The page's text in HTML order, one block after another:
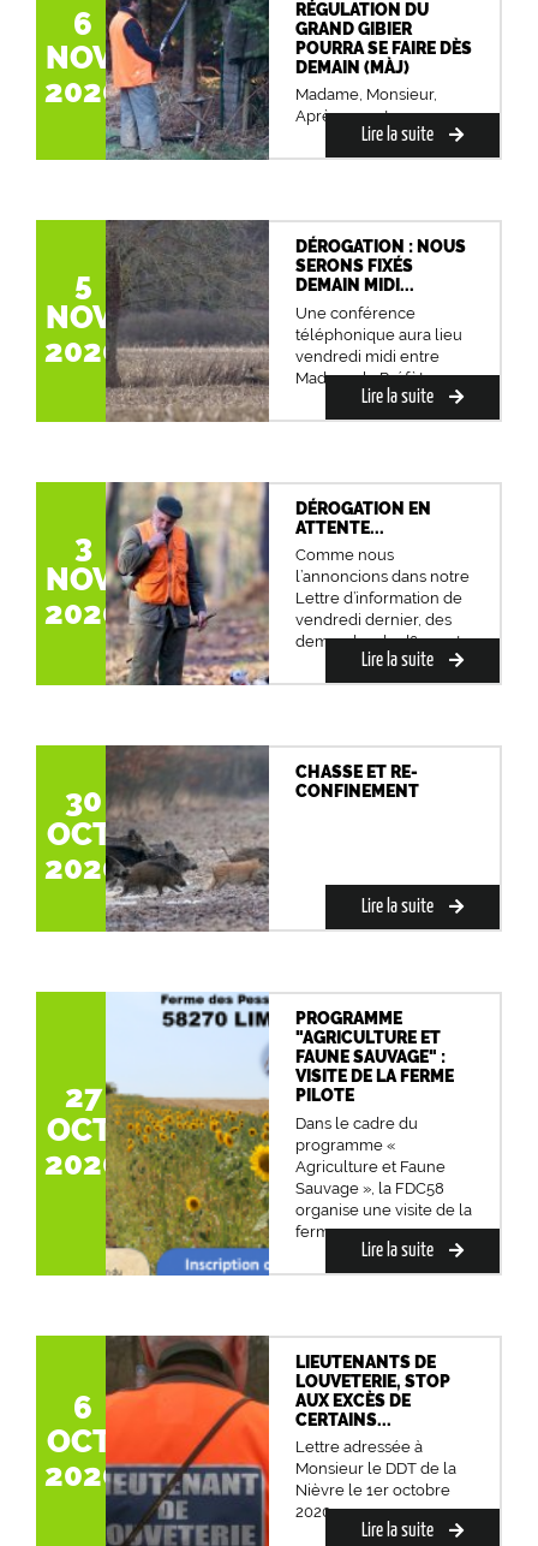
6
NOV.
2020
RÉGULATION DU
GRAND GIBIER
POURRA SE FAIRE DÈS
DEMAIN (MÀJ)
Madame, Monsieur,
Après un ent...
Lire la suite
5
NOV.
2020
DÉROGATION : NOUS
SERONS FIXÉS
DEMAIN MIDI...
Une conférence
téléphonique aura lieu
vendredi midi entre
Madame la Préfète e...
Lire la suite
3
NOV.
2020
DÉROGATION EN
ATTENTE...
Comme nous
l’annoncions dans notre
Lettre d’information de
vendredi dernier, des
demandes de d&eacut...
Lire la suite
30
OCT.
2020
CHASSE ET RE-
CONFINEMENT
Lire la suite
27
OCT.
2020
PROGRAMME
"AGRICULTURE ET
FAUNE SAUVAGE" :
VISITE DE LA FERME
PILOTE
Dans le cadre du
programme «
Agriculture et Faune
Sauvage », la FDC58
organise une visite de la
ferm...
Lire la suite
6
OCT.
2020
LIEUTENANTS DE
LOUVETERIE, STOP
AUX EXCÈS DE
CERTAINS...
Lettre adressée à
Monsieur le DDT de la
Nièvre le 1er octobre
2020...
Lire la suite